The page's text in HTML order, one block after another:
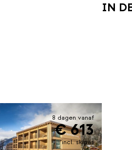
8 dagen vanaf
€ 613
incl. skipas
IN